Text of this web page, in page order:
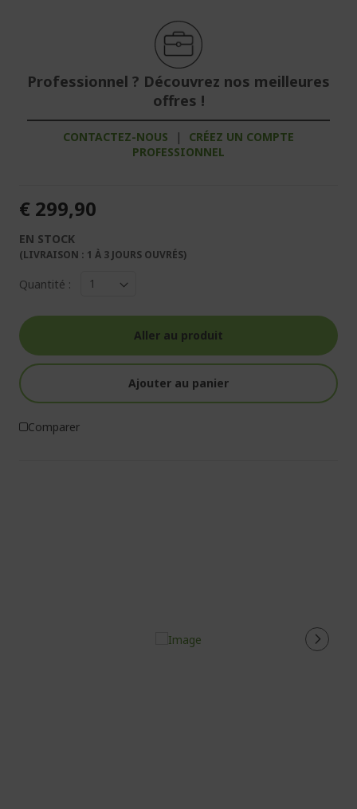
Professionnel ? Découvrez nos meilleures
offres !
CONTACTEZ-NOUS |
CRÉEZ UN COMPTE
PROFESSIONNEL
€ 299,90
EN STOCK
(LIVRAISON : 1 À 3 JOURS OUVRÉS)
Quantité :
Aller au produit
Ajouter au panier
Comparer